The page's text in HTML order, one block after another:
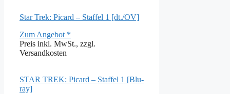
Star Trek: Picard – Staffel 1 [dt./OV]
Zum Angebot *
Preis inkl. MwSt., zzgl.
Versandkosten
STAR TREK: Picard – Staffel 1 [Blu-
ray]